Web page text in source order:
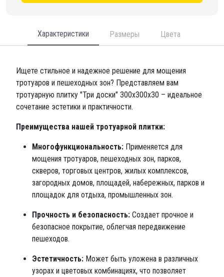
Характеристики Размеры Цвета
Ищете стильное и надежное решение для мощения
тротуаров и пешеходных зон? Представляем вам
тротуарную плитку "Три доски" 300х300х30 – идеальное
сочетание эстетики и практичности.
Преимущества нашей тротуарной плитки:
Многофункциональность: Применяется для
мощения тротуаров, пешеходных зон, парков,
скверов, торговых центров, жилых комплексов,
загородных домов, площадей, набережных, парков и
площадок для отдыха, промышленных зон.
Прочность и безопасность: Создает прочное и
безопасное покрытие, облегчая передвижение
пешеходов.
Эстетичность: Может быть уложена в различных
узорах и цветовых комбинациях, что позволяет